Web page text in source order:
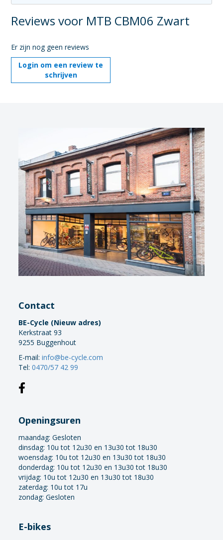
Reviews voor MTB CBM06 Zwart
Er zijn nog geen reviews
Login om een review te
schrijven
Contact
BE-Cycle (Nieuw adres)
Kerkstraat 93
9255 Buggenhout
E-mail:info@be-cycle.com
Tel:0470/57 42 99
Openingsuren
maandag:Gesloten
dinsdag: 10u tot 12u30 en 13u30 tot 18u30
woensdag: 10u tot 12u30 en 13u30 tot 18u30
donderdag: 10u tot 12u30 en 13u30 tot 18u30
vrijdag: 10u tot 12u30 en 13u30 tot 18u30
zaterdag: 10u tot 17u
zondag: Gesloten
E-bikes